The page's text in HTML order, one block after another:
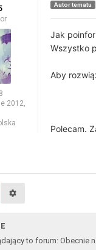
2012,
Autor tematu
Jak
Wszystko
Aby
Polecam.
to forum: Obecnie